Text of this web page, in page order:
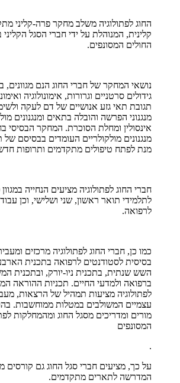
החוג לפתולוגיה משלב מחקר פרה-קליני
קלינית, המנוהלת על ידי חברי הסגל הקליני
החולים המסונפים.
נושאי המחקר של חברי החוג הנם מגוונים,
גידולים סרטניים וגרורות, אימונולוגיה
תגובת תאי גזע אנושיים של דם לעקה
מנגנוני הפרשה והובלה בתאים ומנגנונים
אינסולין ומחלת הסוכרת. המחקר הבסיסי
מנגנונים מולקולריים העומדים בבסיסם של
מנת לפתח טיפולים מתקדמים ותרופות
חברי החוג לפתולוגיה מציעים הנחייה
לתלמידי תואר ראשון, שני ושלישי, וכן
לרפואה.
כמו כן, חברי החוג לפתולוגיה מרכזים
בסיסית לסטודנטים לרפואה בתכנית
השש שנתית, בתכנית ניו-יורק, ובתכנית
ברפואה ולמדעי החיים. תכניות ההוראה
לפתולוגיה מציעות תמהיל של הרצאות,
מורים ומדריכים מסגל החוג ומהמחלקות
המסונפים
.
על כך, מציעים חברי סגל החוג גם קורסים
המדרשה לתארים מתקדמים.